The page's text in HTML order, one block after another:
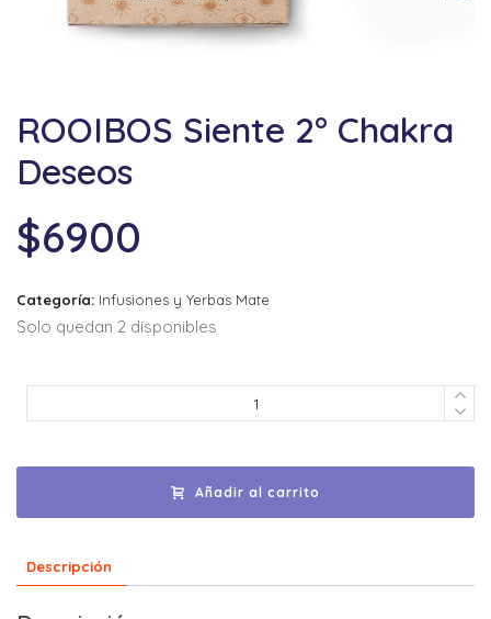
ROOIBOS Siente 2° Chakra
Deseos
$6900
Categoría: Infusiones y Yerbas Mate
Solo quedan 2 disponibles
Añadir al carrito
Descripción